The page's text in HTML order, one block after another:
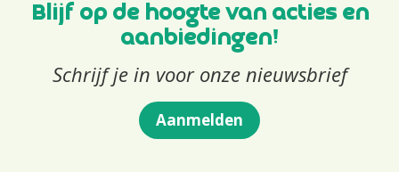
Blijf op de hoogte van acties en
aanbiedingen!
Schrijf je in voor onze nieuwsbrief
Aanmelden